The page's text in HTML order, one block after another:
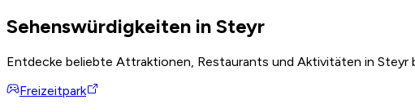
Sehenswürdigkeiten in Steyr
Entdecke beliebte Attraktionen, Restaurants und Aktivitäten in Steyr
Freizeitpark